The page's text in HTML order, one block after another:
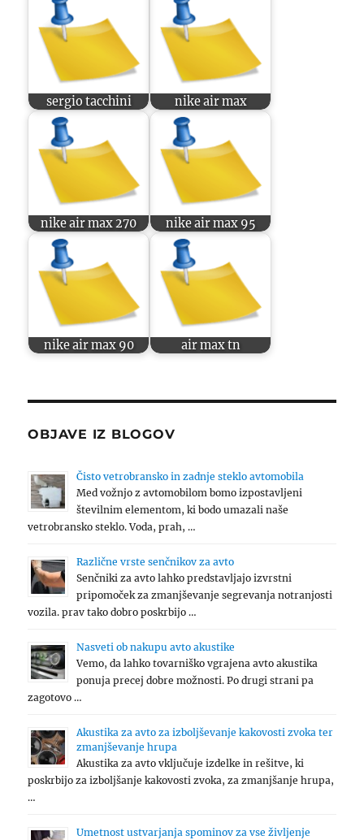
sergio tacchini nike air max
nike air max 270 nike air max 95
nike air max 90 air max tn
OBJAVE IZ BLOGOV
Čisto vetrobransko in zadnje steklo avtomobila
Med vožnjo z avtomobilom bomo izpostavljeni
številnim elementom, ki bodo umazali naše
vetrobransko steklo. Voda, prah, …
Različne vrste senčnikov za avto
Senčniki za avto lahko predstavljajo izvrstni
pripomoček za zmanjševanje segrevanja notranjosti
vozila. prav tako dobro poskrbijo …
Nasveti ob nakupu avto akustike
Vemo, da lahko tovarniško vgrajena avto akustika
ponuja precej dobre možnosti. Po drugi strani pa
zagotovo …
Akustika za avto za izboljševanje kakovosti zvoka ter
zmanjševanje hrupa
Akustika za avto vključuje izdelke in rešitve, ki
poskrbijo za izboljšanje kakovosti zvoka, za zmanjšanje hrupa,
…
Umetnost ustvarjanja spominov za vse življenje